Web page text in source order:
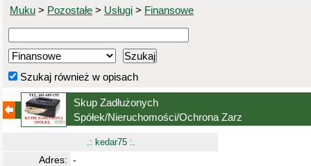
Muku > Pozostałe > Usługi > Finansowe
Szukaj również w opisach
Skup Zadłużonych
Spółek/Nieruchomości/Ochrona Zarz
.: kedar75 :.
Adres: -